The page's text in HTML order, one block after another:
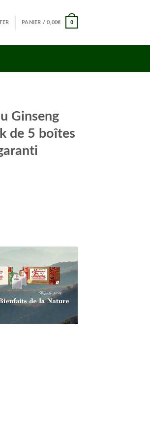
PANIER /0,00€ 0
Ginseng
de 5 boîtes